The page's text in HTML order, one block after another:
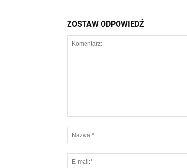
ZOSTAW ODPOWIEDŹ